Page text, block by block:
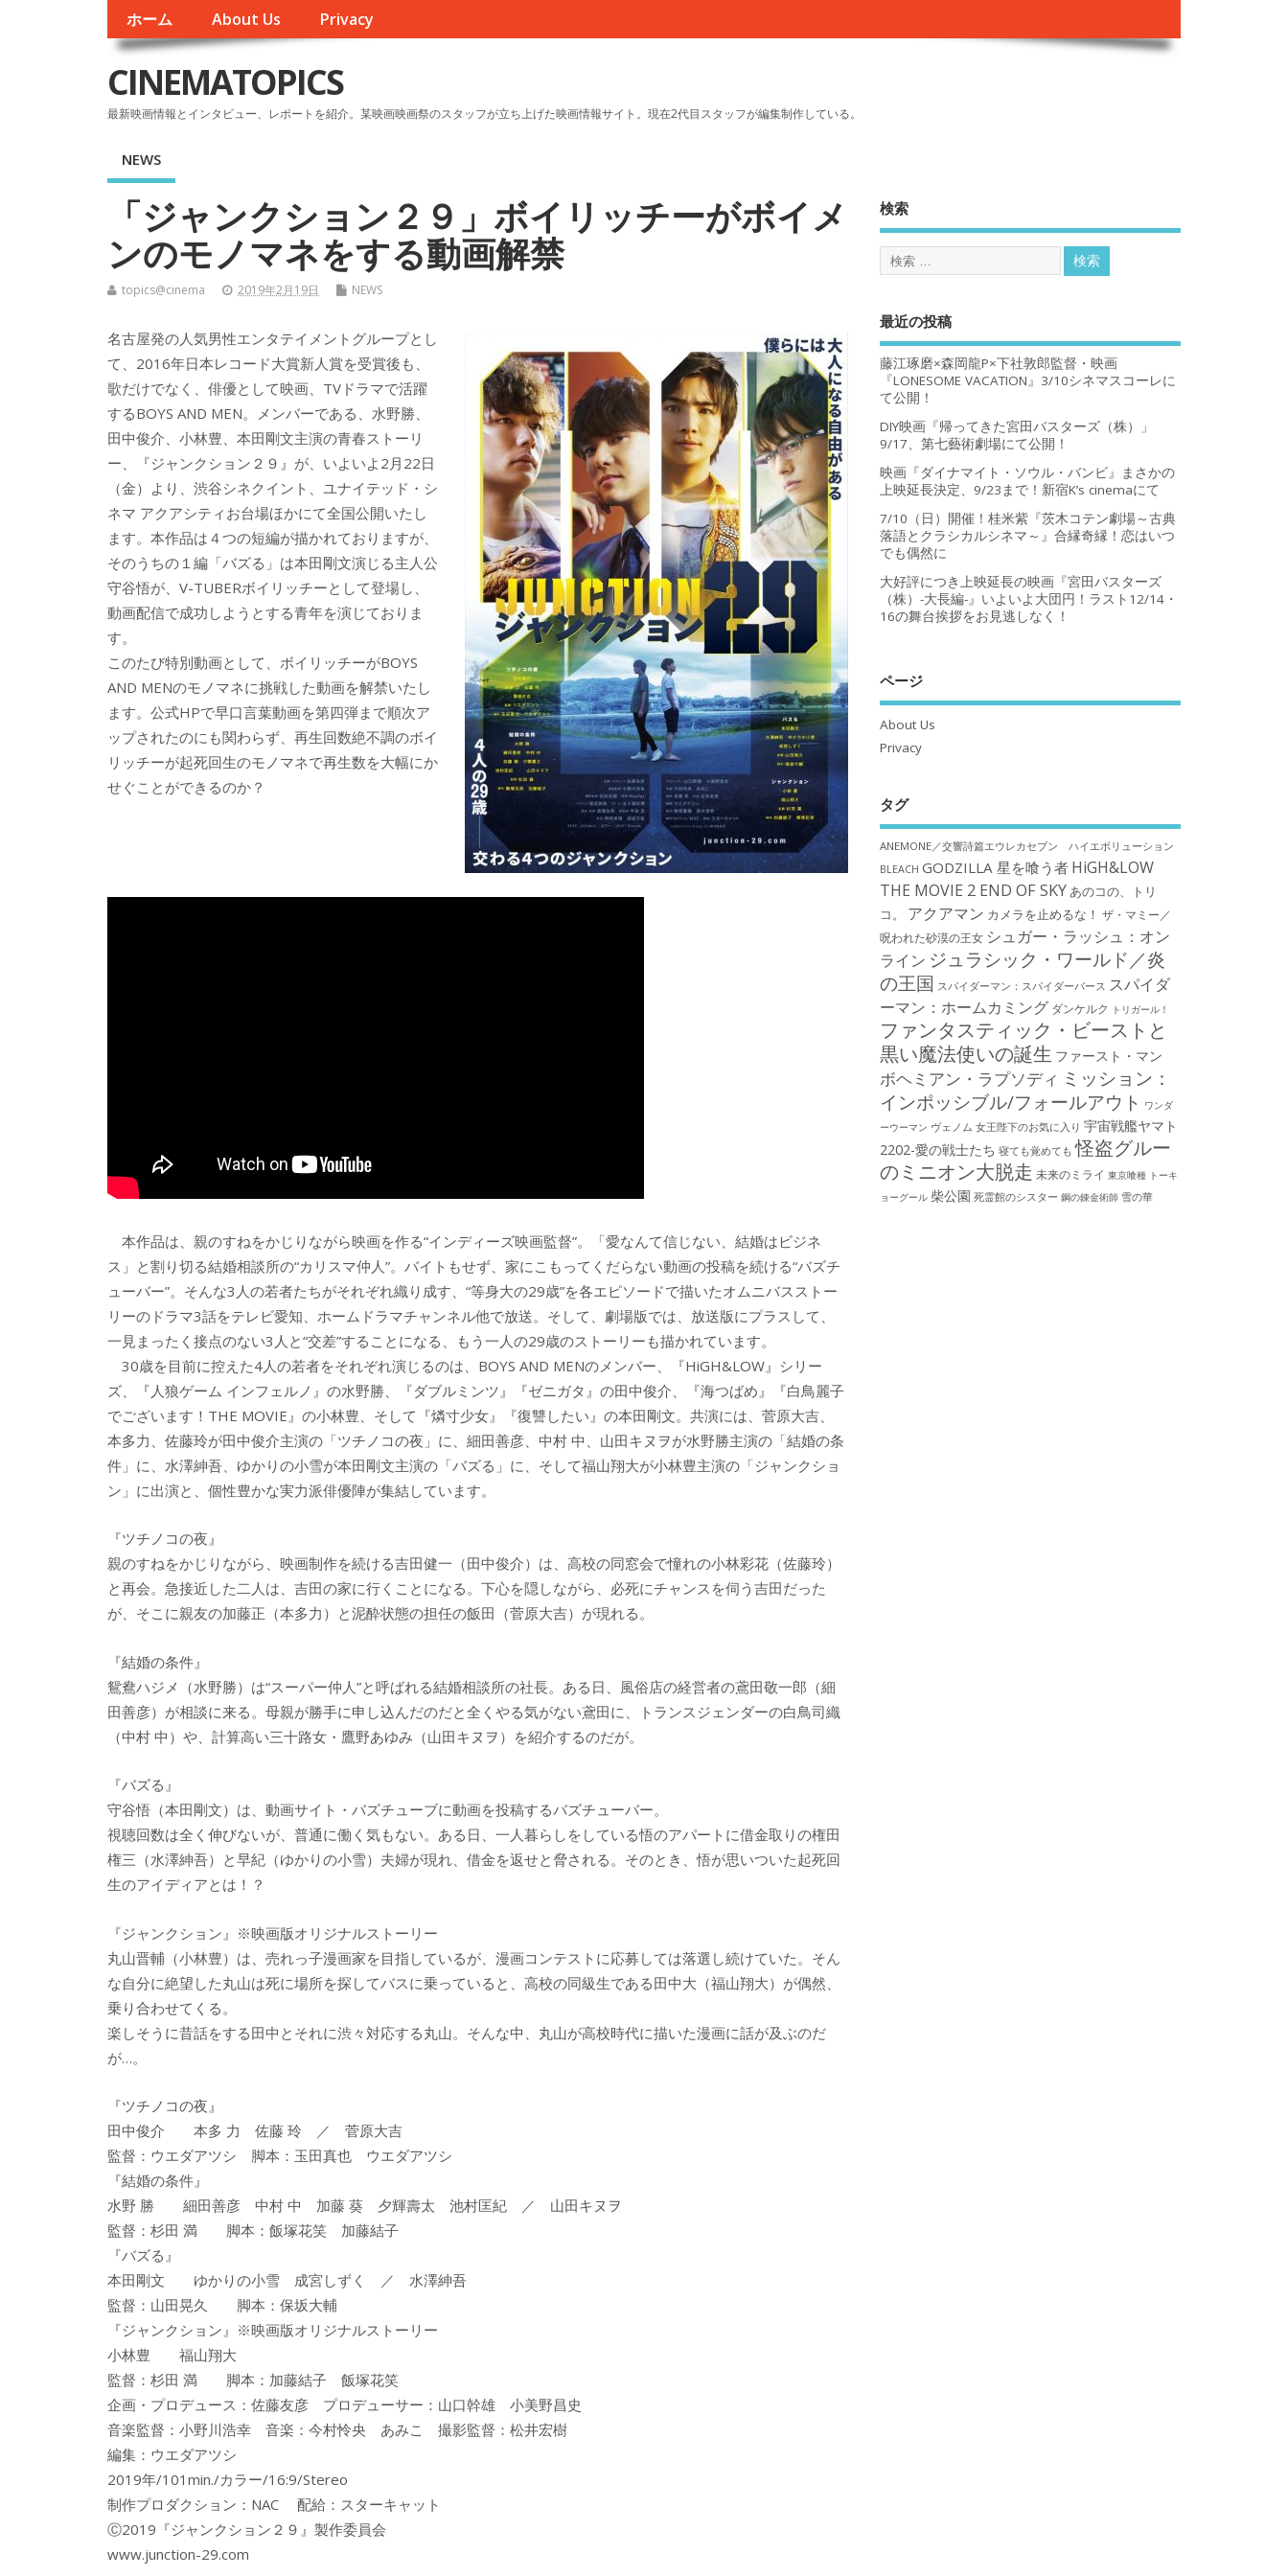
ホーム About Us Privacy
CINEMATOPICS
最新映画情報とインタビュー、レポートを紹介。某映画映画祭のスタッフが立ち上げた映画情報サイト。現在2代目スタッフが編集制作している。
NEWS
「ジャンクション２９」ボイリッチーがボイメ
ンのモノマネをする動画解禁
topics@cinema 2019年2月19日 NEWS
名古屋発の人気男性エンタテイメントグループとし
て、2016年日本レコード大賞新人賞を受賞後も、
歌だけでなく、俳優として映画、TVドラマで活躍
するBOYS AND MEN。メンバーである、水野勝、
田中俊介、小林豊、本田剛文主演の青春ストーリ
ー、『ジャンクション２９』が、いよいよ2月22日
（金）より、渋谷シネクイント、ユナイテッド・シ
ネマ アクアシティお台場ほかにて全国公開いたし
ます。本作品は４つの短編が描かれておりますが、
そのうちの１編「バズる」は本田剛文演じる主人公
守谷悟が、V-TUBERボイリッチーとして登場し、
動画配信で成功しようとする青年を演じておりま
す。
このたび特別動画として、ボイリッチーがBOYS
AND MENのモノマネに挑戦した動画を解禁いたし
ます。公式HPで早口言葉動画を第四弾まで順次ア
ップされたのにも関わらず、再生回数絶不調のボイ
リッチーが起死回生のモノマネで再生数を大幅にか
せぐことができるのか？
本作品は、親のすねをかじりながら映画を作る“インディーズ映画監督”。「愛なんて信じない、結婚はビジネ
ス」と割り切る結婚相談所の“カリスマ仲人”。バイトもせず、家にこもってくだらない動画の投稿を続ける“バズチ
ューバー”。そんな3人の若者たちがそれぞれ織り成す、“等身大の29歳”を各エピソードで描いたオムニバスストー
リーのドラマ3話をテレビ愛知、ホームドラマチャンネル他で放送。そして、劇場版では、放送版にプラスして、
一見まったく接点のない3人と“交差”することになる、もう一人の29歳のストーリーも描かれています。
30歳を目前に控えた4人の若者をそれぞれ演じるのは、BOYS AND MENのメンバー、『HiGH&LOW』シリー
ズ、『人狼ゲーム インフェルノ』の水野勝、『ダブルミンツ』『ゼニガタ』の田中俊介、『海つばめ』『白鳥麗子
でございます！THE MOVIE』の小林豊、そして『燐寸少女』『復讐したい』の本田剛文。共演には、菅原大吉、
本多力、佐藤玲が田中俊介主演の「ツチノコの夜」に、細田善彦、中村 中、山田キヌヲが水野勝主演の「結婚の条
件」に、水澤紳吾、ゆかりの小雪が本田剛文主演の「バズる」に、そして福山翔大が小林豊主演の「ジャンクショ
ン」に出演と、個性豊かな実力派俳優陣が集結しています。
『ツチノコの夜』
親のすねをかじりながら、映画制作を続ける吉田健一（田中俊介）は、高校の同窓会で憧れの小林彩花（佐藤玲）
と再会。急接近した二人は、吉田の家に行くことになる。下心を隠しながら、必死にチャンスを伺う吉田だった
が、そこに親友の加藤正（本多力）と泥酔状態の担任の飯田（菅原大吉）が現れる。
『結婚の条件』
鴛鴦ハジメ（水野勝）は“スーパー仲人”と呼ばれる結婚相談所の社長。ある日、風俗店の経営者の鳶田敬一郎（細
田善彦）が相談に来る。母親が勝手に申し込んだのだと全くやる気がない鳶田に、トランスジェンダーの白鳥司織
（中村 中）や、計算高い三十路女・鷹野あゆみ（山田キヌヲ）を紹介するのだが。
『バズる』
守谷悟（本田剛文）は、動画サイト・バズチューブに動画を投稿するバズチューバー。
視聴回数は全く伸びないが、普通に働く気もない。ある日、一人暮らしをしている悟のアパートに借金取りの権田
権三（水澤紳吾）と早紀（ゆかりの小雪）夫婦が現れ、借金を返せと脅される。そのとき、悟が思いついた起死回
生のアイディアとは！？
『ジャンクション』※映画版オリジナルストーリー
丸山晋輔（小林豊）は、売れっ子漫画家を目指しているが、漫画コンテストに応募しては落選し続けていた。そん
な自分に絶望した丸山は死に場所を探してバスに乗っていると、高校の同級生である田中大（福山翔大）が偶然、
乗り合わせてくる。
楽しそうに昔話をする田中とそれに渋々対応する丸山。そんな中、丸山が高校時代に描いた漫画に話が及ぶのだ
が…。
『ツチノコの夜』
田中俊介 本多 力 佐藤 玲 ／ 菅原大吉
監督：ウエダアツシ 脚本：玉田真也 ウエダアツシ
『結婚の条件』
水野 勝 細田善彦 中村 中 加藤 葵 夕輝壽太 池村匡紀 ／ 山田キヌヲ
監督：杉田 満 脚本：飯塚花笑 加藤結子
『バズる』
本田剛文 ゆかりの小雪 成宮しずく ／ 水澤紳吾
監督：山田晃久 脚本：保坂大輔
『ジャンクション』※映画版オリジナルストーリー
小林豊 福山翔大
監督：杉田 満 脚本：加藤結子 飯塚花笑
企画・プロデュース：佐藤友彦 プロデューサー：山口幹雄 小美野昌史
音楽監督：小野川浩幸 音楽：今村怜央 あみこ 撮影監督：松井宏樹
編集：ウエダアツシ
2019年/101min./カラー/16:9/Stereo
制作プロダクション：NAC 配給：スターキャット
Ⓒ2019『ジャンクション２９』製作委員会
www.junction-29.com
検索
最近の投稿
藤江琢磨×森岡龍P×下社敦郎監督・映画
『LONESOME VACATION』3/10シネマスコーレに
て公開！
DIY映画『帰ってきた宮田バスターズ（株）」
9/17、第七藝術劇場にて公開！
映画『ダイナマイト・ソウル・バンビ』まさかの
上映延長決定、9/23まで！新宿K’s cinemaにて
7/10（日）開催！桂米紫『茨木コテン劇場～古典
落語とクラシカルシネマ～』合縁奇縁！恋はいつ
でも偶然に
大好評につき上映延長の映画『宮田バスターズ
（株）-大長編-』いよいよ大団円！ラスト12/14・
16の舞台挨拶をお見逃しなく！
ページ
About Us
Privacy
タグ
ANEMONE／交響詩篇エウレカセブン ハイエボリューション
BLEACH GODZILLA 星を喰う者 HiGH&LOW
THE MOVIE 2 END OF SKY あのコの、トリ
コ。
アクアマン カメラを止めるな！ ザ・マミー／
呪われた砂漠の王女 シュガー・ラッシュ：オン
ライン ジュラシック・ワールド／炎
の王国 スパイダーマン：スパイダーバース スパイダ
ーマン：ホームカミング ダンケルク トリガール！
ファンタスティック・ビーストと
黒い魔法使いの誕生 ファースト・マン
ボヘミアン・ラプソディ ミッション：
インポッシブル/フォールアウト ワンダ
ーウーマン ヴェノム 女王陛下のお気に入り 宇宙戦艦ヤマト
2202-愛の戦士たち 寝ても覚めても 怪盗グルー
のミニオン大脱走 未来のミライ 東京喰種 トーキ
ョーグール 柴公園 死霊館のシスター 鋼の錬金術師 雪の華